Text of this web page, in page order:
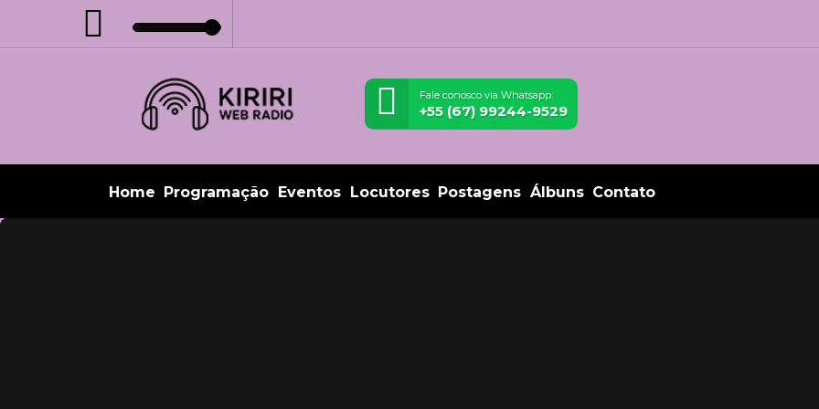
Fale conosco via Whatsapp:
+55 (67) 99244-9529
Home Programação Eventos Locutores Postagens Álbuns Contato